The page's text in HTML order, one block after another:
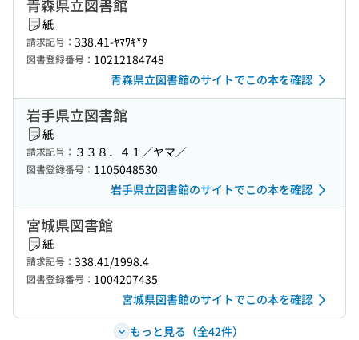
青森県立図書館
紙
請求記号： 338.41-ﾔﾏﾜｷ*ﾀ
図書登録番号： 10212184748
青森県立図書館のサイトでこの本を確認
岩手県立図書館
紙
請求記号： ３３８．４１／ヤマ／
図書登録番号： 1105048530
岩手県立図書館のサイトでこの本を確認
宮城県図書館
紙
請求記号： 338.41/1998.4
図書登録番号： 1004207435
宮城県図書館のサイトでこの本を確認
もっと見る（全42件）